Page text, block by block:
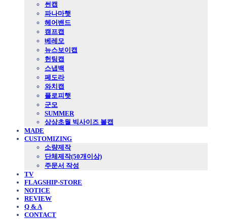
썬캡
파나마햇
헤어밴드
캠프캡
베레모
뉴스보이캡
헌팅캡
스냅백
페도라
와치캡
플로피햇
군모
SUMMER
상상초월 빅사이즈 볼캡
MADE
CUSTOMIZING
소량제작
단체제작(50개이상)
주문서 작성
TV
FLAGSHIP-STORE
NOTICE
REVIEW
Q & A
CONTACT